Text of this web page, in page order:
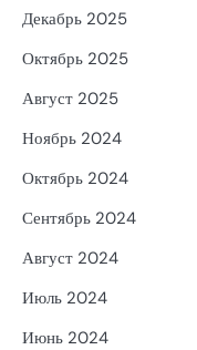
Декабрь 2025
Октябрь 2025
Август 2025
Ноябрь 2024
Октябрь 2024
Сентябрь 2024
Август 2024
Июль 2024
Июнь 2024